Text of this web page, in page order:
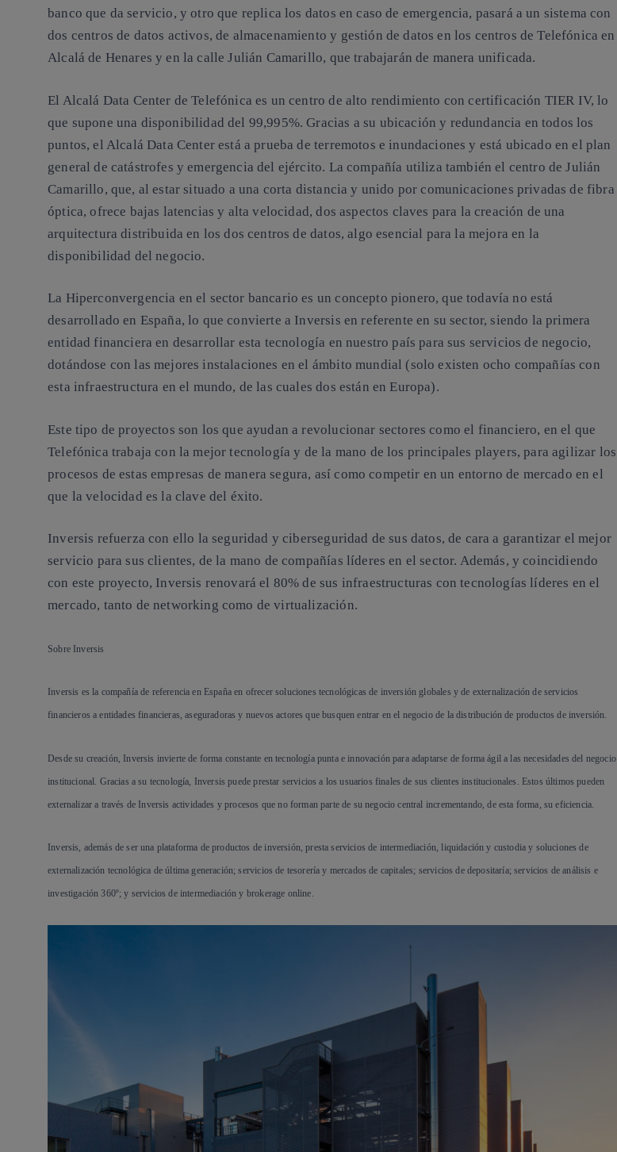
banco que da servicio, y otro que replica los datos en caso de emergencia, pasará a un sistema con
dos centros de datos activos, de almacenamiento y gestión de datos en los centros de Telefónica en
Alcalá de Henares y en la calle Julián Camarillo, que trabajarán de manera unificada.
El Alcalá Data Center de Telefónica es un centro de alto rendimiento con certificación TIER IV, lo
que supone una disponibilidad del 99,995%. Gracias a su ubicación y redundancia en todos los
puntos, el Alcalá Data Center está a prueba de terremotos e inundaciones y está ubicado en el plan
general de catástrofes y emergencia del ejército. La compañía utiliza también el centro de Julián
Camarillo, que, al estar situado a una corta distancia y unido por comunicaciones privadas de fibra
óptica, ofrece bajas latencias y alta velocidad, dos aspectos claves para la creación de una
arquitectura distribuida en los dos centros de datos, algo esencial para la mejora en la
disponibilidad del negocio.
La Hiperconvergencia en el sector bancario es un concepto pionero, que todavía no está
desarrollado en España, lo que convierte a Inversis en referente en su sector, siendo la primera
entidad financiera en desarrollar esta tecnología en nuestro país para sus servicios de negocio,
dotándose con las mejores instalaciones en el ámbito mundial (solo existen ocho compañías con
esta infraestructura en el mundo, de las cuales dos están en Europa).
Este tipo de proyectos son los que ayudan a revolucionar sectores como el financiero, en el que
Telefónica trabaja con la mejor tecnología y de la mano de los principales players, para agilizar los
procesos de estas empresas de manera segura, así como competir en un entorno de mercado en el
que la velocidad es la clave del éxito.
Inversis refuerza con ello la seguridad y ciberseguridad de sus datos, de cara a garantizar el mejor
servicio para sus clientes, de la mano de compañías líderes en el sector. Además, y coincidiendo
con este proyecto, Inversis renovará el 80% de sus infraestructuras con tecnologías líderes en el
mercado, tanto de networking como de virtualización.
Sobre Inversis
Inversis es la compañía de referencia en España en ofrecer soluciones tecnológicas de inversión globales y de externalización de servicios
financieros a entidades financieras, aseguradoras y nuevos actores que busquen entrar en el negocio de la distribución de productos de inversión.
Desde su creación, Inversis invierte de forma constante en tecnología punta e innovación para adaptarse de forma ágil a las necesidades del negocio
institucional. Gracias a su tecnología, Inversis puede prestar servicios a los usuarios finales de sus clientes institucionales. Estos últimos pueden
externalizar a través de Inversis actividades y procesos que no forman parte de su negocio central incrementando, de esta forma, su eficiencia.
Inversis, además de ser una plataforma de productos de inversión, presta servicios de intermediación, liquidación y custodia y soluciones de
externalización tecnológica de última generación; servicios de tesorería y mercados de capitales; servicios de depositaría; servicios de análisis e
investigación 360º; y servicios de intermediación y brokerage online.